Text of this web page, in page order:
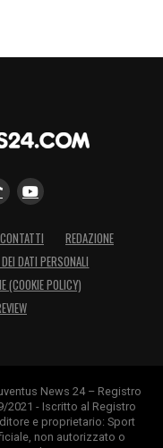
CONTATTI
REDAZIONE
DATI PERSONALI
(COOKIE POLICY)
News 24 – Registro
2021 - Iscritto al Registro
e proprietario: Sport
non autorizzato o